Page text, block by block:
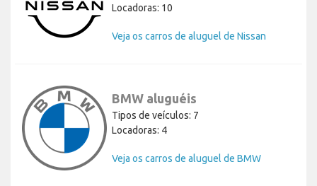
Locadoras: 10
Veja os carros de aluguel de Nissan
BMW aluguéis
Tipos de veículos: 7
Locadoras: 4
Veja os carros de aluguel de BMW